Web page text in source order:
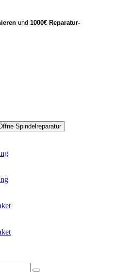
und 1000€ Reparatur-
Spindelreparatur